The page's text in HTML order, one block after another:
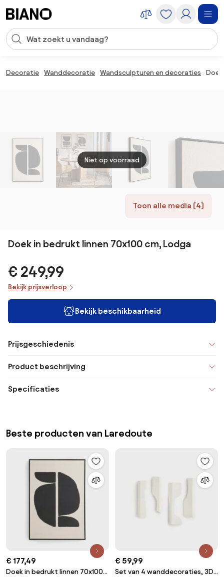
Zoekopdracht invoeren
Decoratie Wanddecoratie Wandsculpturen en decoraties
Toon alle media (4)
Niet op voorraad
Doek in bedrukt linnen 70x100 cm, Lodga
€ 249,99
Bekijk prijsverloop
Bekijk beschikbaarheid
Prijsgeschiedenis
Product beschrijving
Specificaties
Beste producten van Laredoute
€ 177,49
Doek in bedrukt linnen 70x100
€ 59,99
Set van 4 wanddecoraties, 3D,